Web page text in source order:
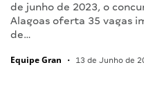
de junho de 2023, o
Alagoas oferta 35 vagas
de…
Equipe Gran • 13 de Junho de